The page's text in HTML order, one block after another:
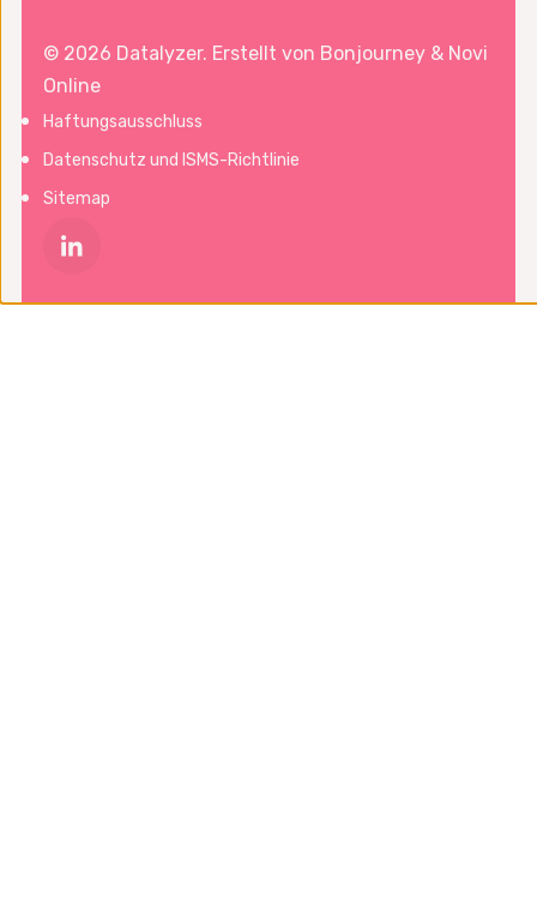
© 2026 Datalyzer. Erstellt von Bonjourney & Novi
Online
Haftungsausschluss
Datenschutz und ISMS-Richtlinie
Sitemap